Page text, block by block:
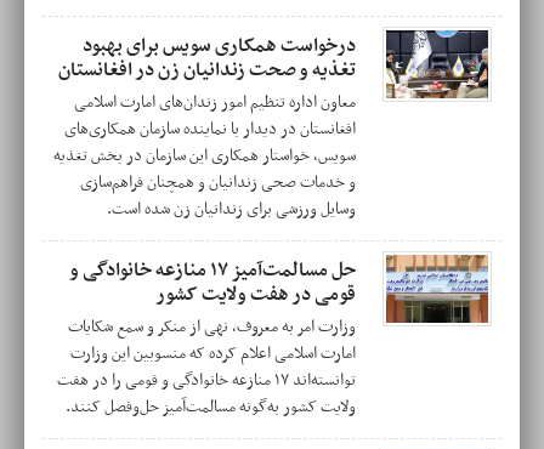
درخواست همکاری سویس برای بهبود
تغذیه و صحت زندانیان زن در افغانستان
معاون اداره تنظیم امور زندان‌های امارت اسلامی
افغانستان در دیدار با نماینده سازمان همکاری‌های
سویس، خواستار همکاری این سازمان در بخش تغذیه
و خدمات صحی زندانیان و همچنان فراهم‌سازی
وسایل ورزشی برای زندانیان زن شده است.
حل مسالمت‌آمیز ۱۷ منازعه خانوادگی و
قومی در هفت ولایت کشور
وزارت امر به معروف، نهی از منکر و سمع شکایات
امارت اسلامی اعلام کرده که منسوبین این وزارت
توانسته‌اند ۱۷ منازعه خانوادگی و قومی را در هفت
ولایت کشور به‌گونه مسالمت‌آمیز حل‌وفصل کنند.